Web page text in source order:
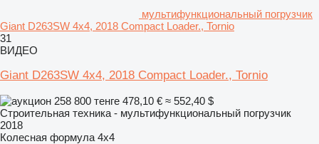
мультифункциональный погрузчик
Giant D263SW 4x4, 2018 Compact Loader., Tornio
31
ВИДЕО
Giant D263SW 4x4, 2018 Compact Loader., Tornio
258 800 тенге 478,10 € ≈ 552,40 $
Строительная техника - мультифункциональный погрузчик
2018
Колесная формула 4x4